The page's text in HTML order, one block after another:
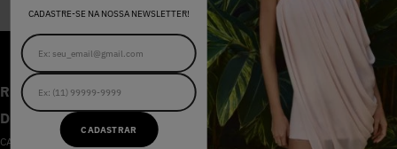
CADASTRE-SE NA NOSSA NEWSLETTER!
CADASTRAR
RECEBA AS NOVIDADES E
DESCONTOS IMPERDÍVEIS
CADASTRE-SE NA NOSSA NEWSLETTER